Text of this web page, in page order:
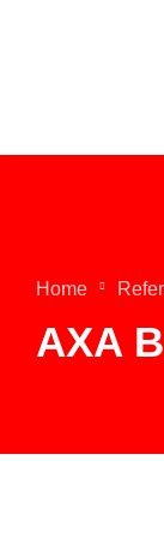
Home
AXA